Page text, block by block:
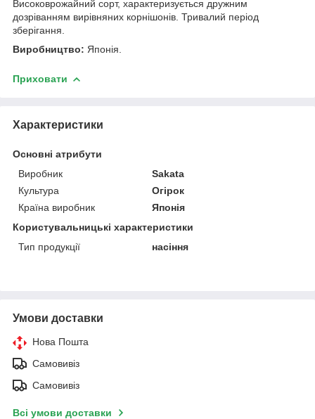
Високоврожайний сорт, характеризується дружним
дозріванням вирівняних корнішонів. Тривалий період
зберігання.
Виробництво: Японія.
Приховати
Характеристики
Основні атрибути
Виробник
Sakata
Культура
Огірок
Країна виробник
Японія
Користувальницькі характеристики
Тип продукції
насіння
Умови доставки
Нова Пошта
Самовивіз
Самовивіз
Всі умови доставки